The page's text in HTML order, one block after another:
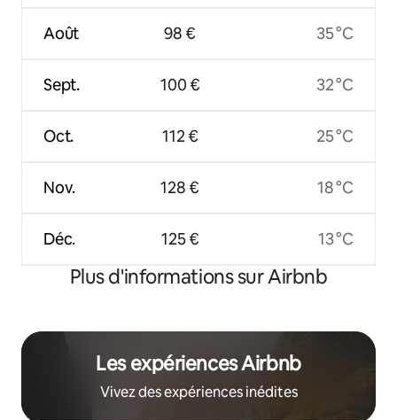
Août
Sept.
Oct.
Nov.
Déc.
98 €
100 €
112 €
128 €
125 €
35 °C
32 °C
25 °C
18 °C
13 °C
Plus d'informations sur Airbnb
Les expériences Airbnb
Vivez des expériences inédites